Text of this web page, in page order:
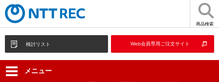
商品検索
検討リスト Web会員専用ご注文サイト
メニュー